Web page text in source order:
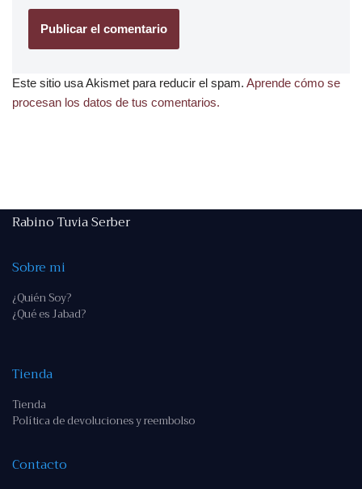
Este sitio usa Akismet para reducir el spam. Aprende cómo se
procesan los datos de tus comentarios.
Rabino Tuvia Serber
Sobre mi
¿Quién Soy?
¿Qué es Jabad?
Tienda
Tienda
Política de devoluciones y reembolso
Contacto